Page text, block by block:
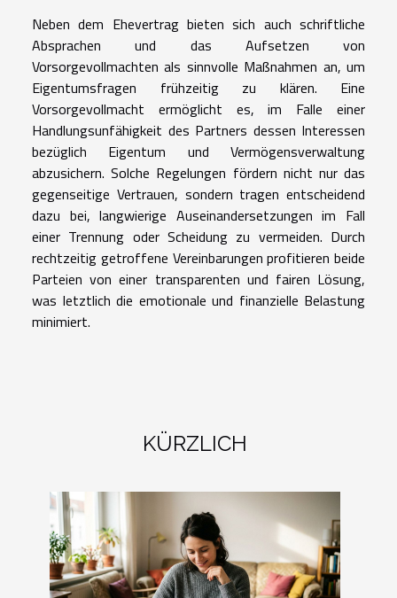
Neben dem Ehevertrag bieten sich auch schriftliche
Absprachen und das Aufsetzen von
Vorsorgevollmachten als sinnvolle Maßnahmen an, um
Eigentumsfragen frühzeitig zu klären. Eine
Vorsorgevollmacht ermöglicht es, im Falle einer
Handlungsunfähigkeit des Partners dessen Interessen
bezüglich Eigentum und Vermögensverwaltung
abzusichern. Solche Regelungen fördern nicht nur das
gegenseitige Vertrauen, sondern tragen entscheidend
dazu bei, langwierige Auseinandersetzungen im Fall
einer Trennung oder Scheidung zu vermeiden. Durch
rechtzeitig getroffene Vereinbarungen profitieren beide
Parteien von einer transparenten und fairen Lösung,
was letztlich die emotionale und finanzielle Belastung
minimiert.
KÜRZLICH